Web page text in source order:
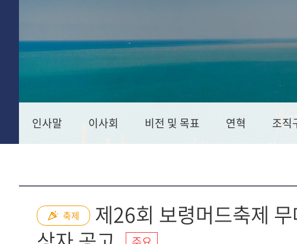
인사말 이사회 비전 및 목표 연혁 조직
축제
제26회 보령머드축제